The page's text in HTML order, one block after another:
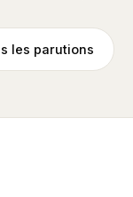
les parutions